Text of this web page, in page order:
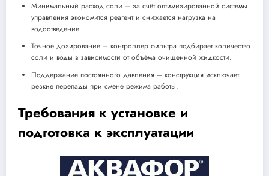
Минимальный расход соли – за счёт оптимизированной системы
управления экономится реагент и снижается нагрузка на
водоотведение.
Точное дозирование – контроллер фильтра подбирает количество
соли и воды в зависимости от объёма очищенной жидкости.
Поддержание постоянного давления – конструкция исключает
резкие перепады при смене режима работы.
Требования к установке и
подготовка к эксплуатации